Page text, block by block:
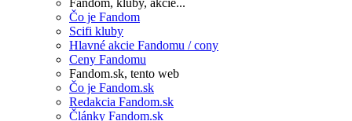
Fandom, kluby, akcie...
Čo je Fandom
Scifi kluby
Hlavné akcie Fandomu / cony
Ceny Fandomu
Fandom.sk, tento web
Čo je Fandom.sk
Redakcia Fandom.sk
Články Fandom.sk